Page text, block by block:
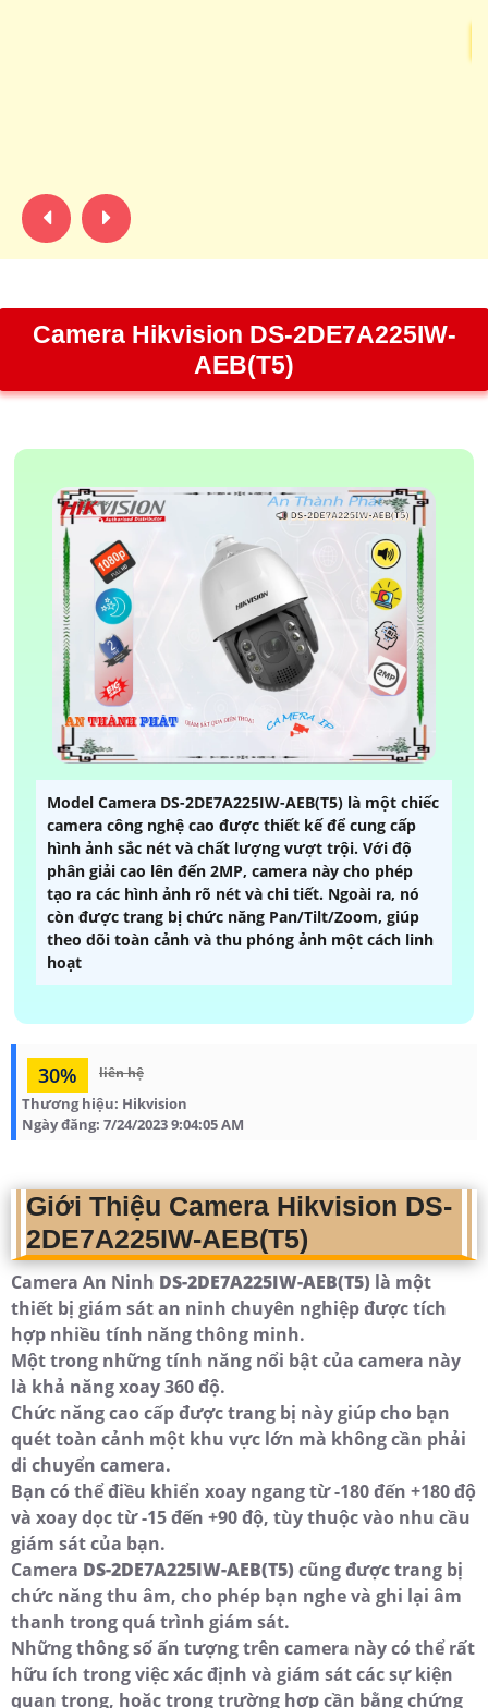
Camera Hikvision DS-2DE7A225IW-
AEB(T5)
Model Camera DS-2DE7A225IW-AEB(T5) là một chiếc
camera công nghệ cao được thiết kế để cung cấp
hình ảnh sắc nét và chất lượng vượt trội. Với độ
phân giải cao lên đến 2MP, camera này cho phép
tạo ra các hình ảnh rõ nét và chi tiết. Ngoài ra, nó
còn được trang bị chức năng Pan/Tilt/Zoom, giúp
theo dõi toàn cảnh và thu phóng ảnh một cách linh
hoạt
30% liên hệ
Thương hiệu: Hikvision
Ngày đăng: 7/24/2023 9:04:05 AM
Giới Thiệu Camera Hikvision DS-
2DE7A225IW-AEB(T5)
Camera An Ninh DS-2DE7A225IW-AEB(T5) là một
thiết bị giám sát an ninh chuyên nghiệp được tích
hợp nhiều tính năng thông minh.
Một trong những tính năng nổi bật của camera này
là khả năng xoay 360 độ.
Chức năng cao cấp được trang bị này giúp cho bạn
quét toàn cảnh một khu vực lớn mà không cần phải
di chuyển camera.
Bạn có thể điều khiển xoay ngang từ -180 đến +180 độ
và xoay dọc từ -15 đến +90 độ, tùy thuộc vào nhu cầu
giám sát của bạn.
Camera DS-2DE7A225IW-AEB(T5) cũng được trang bị
chức năng thu âm, cho phép bạn nghe và ghi lại âm
thanh trong quá trình giám sát.
Những thông số ấn tượng trên camera này có thể rất
hữu ích trong việc xác định và giám sát các sự kiện
quan trọng, hoặc trong trường hợp cần bằng chứng